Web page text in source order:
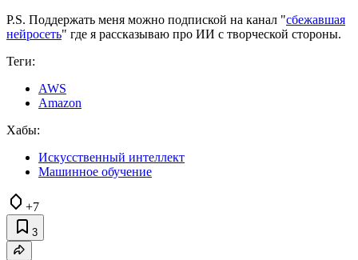
P.S. Поддержать меня можно подпиской на канал "сбежавшая
нейросеть" где я рассказываю про ИИ с творческой стороны.
Теги:
AWS
Amazon
Хабы:
Искусственный интеллект
Машинное обучение
+7
3